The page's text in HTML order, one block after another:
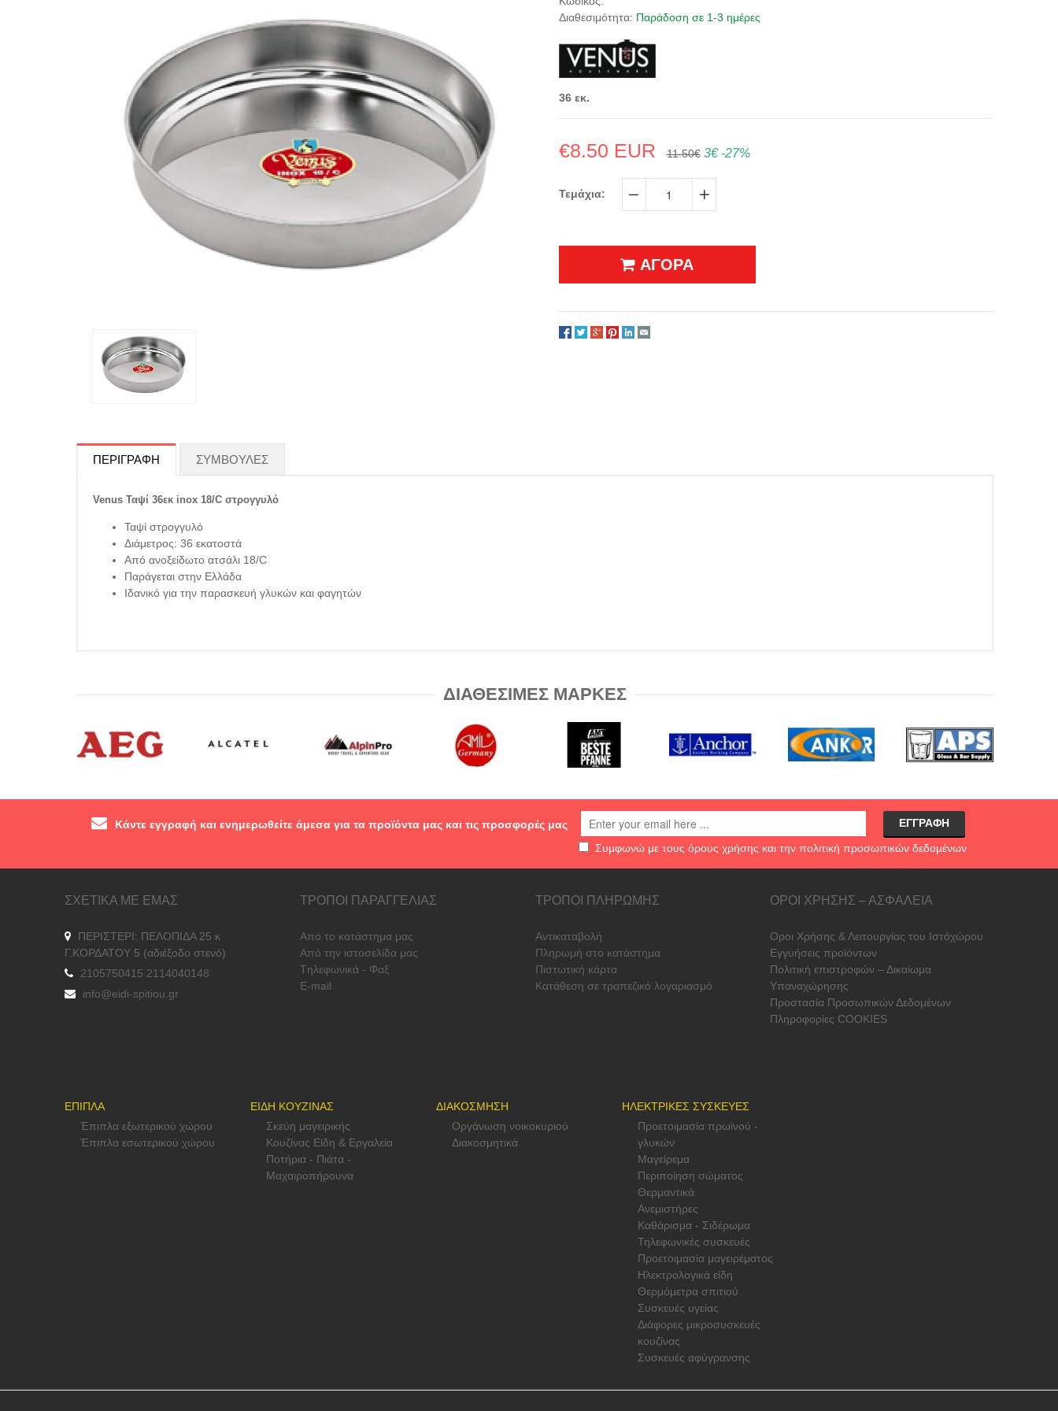
Διαθεσιμότητα: Παράδοση σε 1-3 ημέρες
36 εκ.
€8.50 EUR 11.50€ 3€ -27%
Τεμάχια:
− +
ΑΓΟΡΑ
ΠΕΡΙΓΡΑΦΗ ΣΥΜΒΟΥΛΕΣ
Venus Ταψί 36εκ inox 18/C στρογγυλό
Ταψί στρογγυλό
Διάμετρος: 36 εκατοστά
Από ανοξείδωτο ατσάλι 18/C
Παράγεται στην Ελλάδα
Ιδανικό για την παρασκευή γλυκών και φαγητών
ΔΙΑΘΕΣΙΜΕΣ ΜΑΡΚΕΣ
Κάντε εγγραφή και ενημερωθείτε άμεσα για τα προϊόντα μας και τις προσφορές μας
Συμφωνώ με τους όρους χρήσης και την πολιτική προσωπικών δεδομένων
ΣΧΕΤΙΚΑ ΜΕ ΕΜΑΣ
ΠΕΡΙΣΤΕΡΙ: ΠΕΛΟΠΙΔΑ 25 κ
Γ.ΚΟΡΔΑΤΟΥ 5 (αδιέξοδο στενό)
2105750415 2114040148
info@eidi-spitiou.gr
ΤΡΟΠΟΙ ΠΑΡΑΓΓΕΛΙΑΣ
Από το κατάστημα μας
Από την ιστοσελίδα μας
Tηλεφωνικά - Φαξ
E-mail
ΤΡΟΠΟΙ ΠΛΗΡΩΜΗΣ
Αντικαταβολή
Πληρωμή στο κατάστημα
Πιστωτική κάρτα
Κατάθεση σε τραπεζικό λογαριασμό
ΟΡΟΙ ΧΡΗΣΗΣ – ΑΣΦΑΛΕΙΑ
Οροι Χρήσης & Λειτουργίας του Ιστόχώρου
Εγγυήσεις προϊόντων
Πολιτική επιστροφών – Δικαίωμα
Υπαναχώρησης
Προστασία Προσωπικών Δεδομένων
Πληροφορίες COOKIES
ΕΠΙΠΛΑ
Έπιπλα εξωτερικού χώρου
Έπιπλα εσωτερικού χώρου
ΕΙΔΗ ΚΟΥΖΙΝΑΣ
Σκεύη μαγειρικής
Κουζίνας Είδη & Εργαλεία
Ποτήρια - Πιάτα -
Μαχαιροπήρουνα
ΔΙΑΚΟΣΜΗΣΗ
Οργάνωση νοικοκυριού
Διακοσμητικά
ΗΛΕΚΤΡΙΚΕΣ ΣΥΣΚΕΥΕΣ
Προετοιμασία πρωϊνού -
γλυκών
Μαγείρεμα
Περιποίηση σώματος
Θερμαντικά
Ανεμιστήρες
Καθάρισμα - Σιδέρωμα
Τηλεφωνικές συσκευές
Προετοιμασία μαγειρέματος
Ηλεκτρολογικά είδη
Θερμόμετρα σπιτιού
Συσκευές υγείας
Διάφορες μικροσυσκευές
κουζίνας
Συσκευές αφύγρανσης